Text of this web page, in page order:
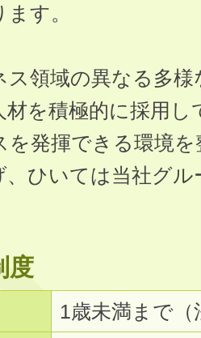
す。
領域の異なる多様
材を積極的に採用
を発揮できる環境
、ひいては当社グ
度
1歳未満まで